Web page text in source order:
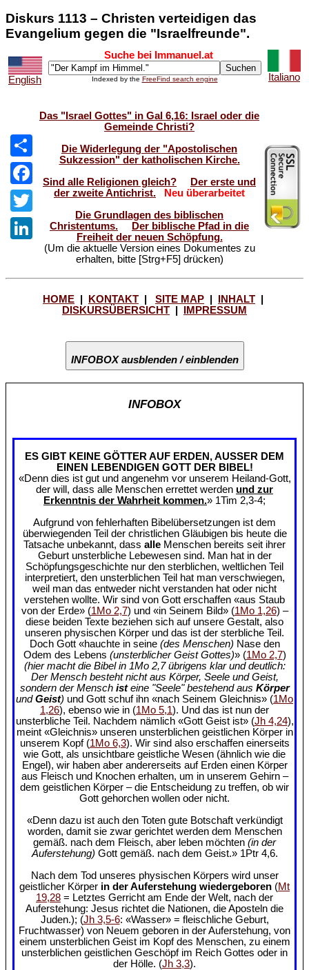
Diskurs 1113 – Christen verteidigen das
Evangelium gegen die "Israelfreunde".
English
Suche bei Immanuel.at
Indexed by the FreeFind search engine Italiano
Share
Facebook
Twitter
LinkedIn
Das "Israel Gottes" in Gal 6,16: Israel oder die
Gemeinde Christi?
Die Widerlegung der "Apostolischen
Sukzession" der katholischen Kirche.
Sind alle Religionen gleich?
Der erste und
der zweite Antichrist.
Neu überarbeitet
Die Grundlagen des biblischen
Christentums.
Der biblische Pfad in die
Freiheit der neuen Schöpfung.
(Um die aktuelle Version eines Dokumentes zu
erhalten, bitte [Strg+F5] drücken)
HOME KONTAKT SITE MAP INHALT
DISKURSÜBERSICHT
IMPRESSUM
INFOBOX ausblenden / einblenden
INFOBOX
ES GIBT KEINE GÖTTER AUF ERDEN, AUSSER DEM
EINEN LEBENDIGEN GOTT DER BIBEL!
«Denn dies ist gut und angenehm vor unserem Heiland-Gott,
der will, dass alle Menschen errettet werden und zur
Erkenntnis der Wahrheit kommen.» 1Tim 2,3-4;
Aufgrund von fehlerhaften Bibelübersetzungen ist dem
überwiegenden Teil der christlichen Gläubigen bis heute die
Tatsache unbekannt, dass alle Menschen bereits seit ihrer
Geburt unsterbliche Lebewesen sind. Man hat in der
Schöpfungsgeschichte nur den sterblichen, weltlichen Teil
interpretiert, den unsterblichen Teil hat man verschwiegen,
weil man das entweder nicht verstanden hat oder nicht
verstehen wollte. Wir sind von Gott erschaffen «aus Staub
von der Erde» (1Mo 2,7) und «in Seinem Bild» (1Mo 1,26) –
diese beiden Texte beziehen sich auf unsere Gestalt, also
unseren physischen Körper und das ist der sterbliche Teil.
Doch Gott «hauchte in seine (des Menschen) Nase den
Odem des Lebens (unsterblicher Geist Gottes)» (1Mo 2,7)
(hier macht die Bibel in 1Mo 2,7 übrigens klar und deutlich:
Der Mensch besteht nicht aus Körper, Seele und Geist,
sondern der Mensch isteine "Seele" bestehend aus Körper
undGeist) und Gott schuf ihn «nach Seinem Gleichnis» (1Mo
1,26), ebenso wie in (1Mo 5,1). Und das ist nun der
unsterbliche Teil. Nachdem nämlich «Gott Geist ist» (Jh 4,24),
meint «Gleichnis» unseren unsterblichen geistlichen Körper in
unserem Kopf (1Mo 6,3). Wir sind also erschaffen einerseits
wie Gott, als unsichtbare geistliche Wesen (ähnlich wie die
Engel), wir haben aber andererseits auf Erden einen Körper
aus Fleisch und Knochen erhalten, um in unserem Gehirn –
dem geistlichen Körper – die Entscheidung zu treffen, ob wir
Gott gehorchen wollen oder nicht.
«Denn dazu ist auch den Toten gute Botschaft verkündigt
worden, damit sie zwar gerichtet werden dem Menschen
gemäß. nach dem Fleisch, aber leben möchten (in der
Auferstehung) Gott gemäß. nach dem Geist.» 1Ptr 4,6.
Nach dem Tod unseres physischen Körpers wird unser
geistlicher Körper in der Auferstehung wiedergeboren (Mt
19,28 = Letztes Gerricht am Ende der Welt, nach der
Auferstehung: Jesus richtet die Nationen, die Aposteln die
Juden.); (Jh 3,5-6: «Wasser» = fleischliche Geburt,
Fruchtwasser) von Neuem geboren in der Auferstehung, von
einem unsterblichen Geist im Kopf des Menschen, zu einem
unsterblichen geistlichen Geschöpf im Reich Gottes oder in
der Hölle. (Jh 3,3).